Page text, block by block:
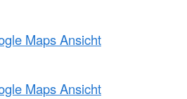
Maps Ansicht
Maps Ansicht